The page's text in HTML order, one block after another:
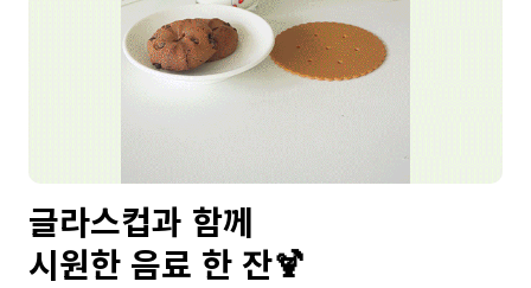
글라스컵과 함께
시원한 음료 한 잔🍹